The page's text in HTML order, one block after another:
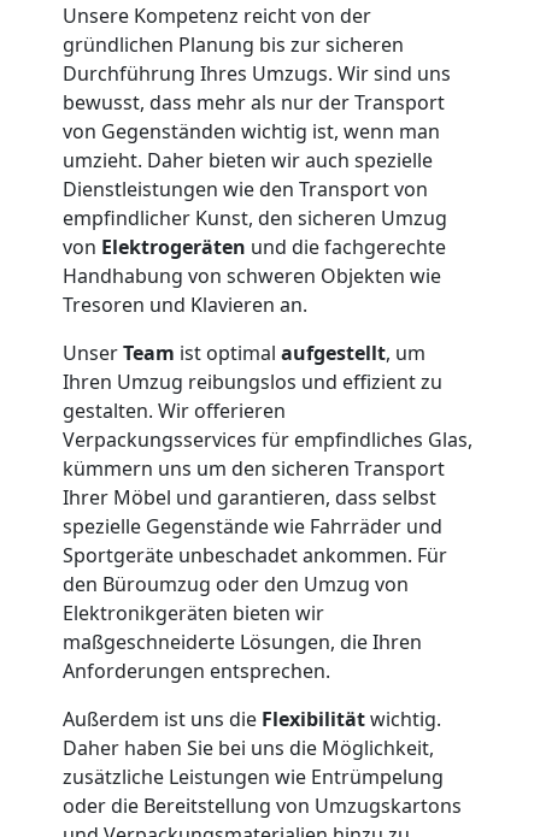
Unsere Kompetenz reicht von der
gründlichen Planung bis zur sicheren
Durchführung Ihres Umzugs. Wir sind uns
bewusst, dass mehr als nur der Transport
von Gegenständen wichtig ist, wenn man
umzieht. Daher bieten wir auch spezielle
Dienstleistungen wie den Transport von
empfindlicher Kunst, den sicheren Umzug
von Elektrogeräten und die fachgerechte
Handhabung von schweren Objekten wie
Tresoren und Klavieren an.
UnserTeam ist optimal aufgestellt, um
Ihren Umzug reibungslos und effizient zu
gestalten. Wir offerieren
Verpackungsservices für empfindliches Glas,
kümmern uns um den sicheren Transport
Ihrer Möbel und garantieren, dass selbst
spezielle Gegenstände wie Fahrräder und
Sportgeräte unbeschadet ankommen. Für
den Büroumzug oder den Umzug von
Elektronikgeräten bieten wir
maßgeschneiderte Lösungen, die Ihren
Anforderungen entsprechen.
Außerdem ist uns die Flexibilitätwichtig.
Daher haben Sie bei uns die Möglichkeit,
zusätzliche Leistungen wie Entrümpelung
oder die Bereitstellung von Umzugskartons